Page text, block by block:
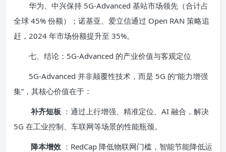
华为、中兴保持 5G-Advanced 基站市场领先（合计占
全球 45% 份额）；诺基亚、爱立信通过 Open RAN 策略追
赶，2024 年市场份额提升至 35%。
七、结论：5G-Advanced 的产业价值与客观定位
5G-Advanced 并非颠覆性技术，而是 5G 的“能力增强
集”，其核心价值在于：
补齐短板 ：通过上行增强、精准定位、AI 融合，解决
5G 在工业控制、车联网等场景的性能瓶颈。
降本增效 ：RedCap 降低物联网门槛，智能节能降低运